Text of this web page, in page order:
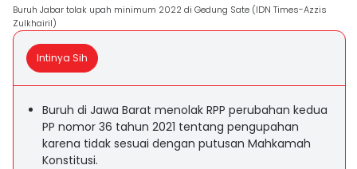
Buruh Jabar tolak upah minimum 2022 di Gedung Sate (IDN Times-Azzis
Zulkhairil)
Intinya Sih
Buruh di Jawa Barat menolak RPP perubahan kedua
PP nomor 36 tahun 2021 tentang pengupahan
karena tidak sesuai dengan putusan Mahkamah
Konstitusi.